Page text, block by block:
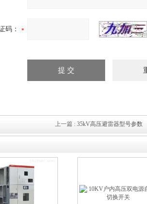
码：
上一篇 : 35kV高压避雷器型号参数